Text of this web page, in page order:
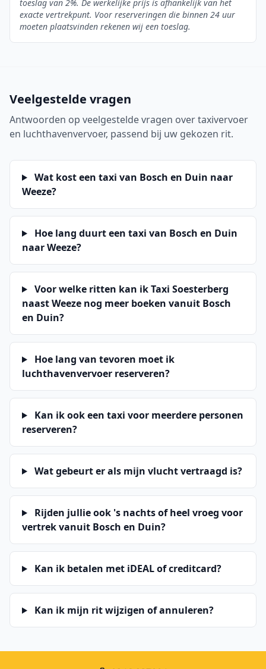
toeslag van 2%. De werkelijke prijs is afhankelijk van het
exacte vertrekpunt. Voor reserveringen die binnen 24 uur
moeten plaatsvinden rekenen wij een toeslag.
Veelgestelde vragen
Antwoorden op veelgestelde vragen over taxivervoer
en luchthavenvervoer, passend bij uw gekozen rit.
Wat kost een taxi van Bosch en Duin naar
Weeze?
Hoe lang duurt een taxi van Bosch en Duin
naar Weeze?
Voor welke ritten kan ik Taxi Soesterberg
naast Weeze nog meer boeken vanuit Bosch
en Duin?
Hoe lang van tevoren moet ik
luchthavenvervoer reserveren?
Kan ik ook een taxi voor meerdere personen
reserveren?
Wat gebeurt er als mijn vlucht vertraagd is?
Rijden jullie ook 's nachts of heel vroeg voor
vertrek vanuit Bosch en Duin?
Kan ik betalen met iDEAL of creditcard?
Kan ik mijn rit wijzigen of annuleren?